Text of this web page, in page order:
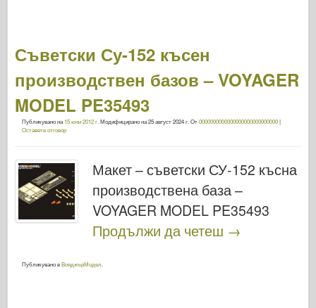
Съветски Су-152 късен
производствен базов – VOYAGER
MODEL PE35493
Публикувано на 15 юни 2012 г. Модифицирано на25 август 2024 г. От0000000000000000000000000000|
Оставете отговор
Макет – съветски СУ-152 късна
производствена база –
VOYAGER MODEL PE35493
Продължи да четеш →
Публикувано вВояджърМодел